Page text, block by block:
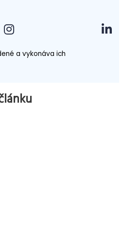
a vykonáva ich